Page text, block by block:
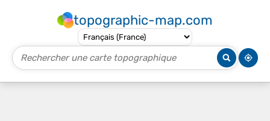
topographic-map.com